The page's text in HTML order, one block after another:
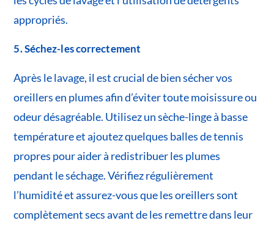
appropriés.
5. Séchez-les correctement
Après le lavage, il est crucial de bien sécher vos
oreillers en plumes afin d’éviter toute moisissure ou
odeur désagréable. Utilisez un sèche-linge à basse
température et ajoutez quelques balles de tennis
propres pour aider à redistribuer les plumes
pendant le séchage. Vérifiez régulièrement
l’humidité et assurez-vous que les oreillers sont
complètement secs avant de les remettre dans leur